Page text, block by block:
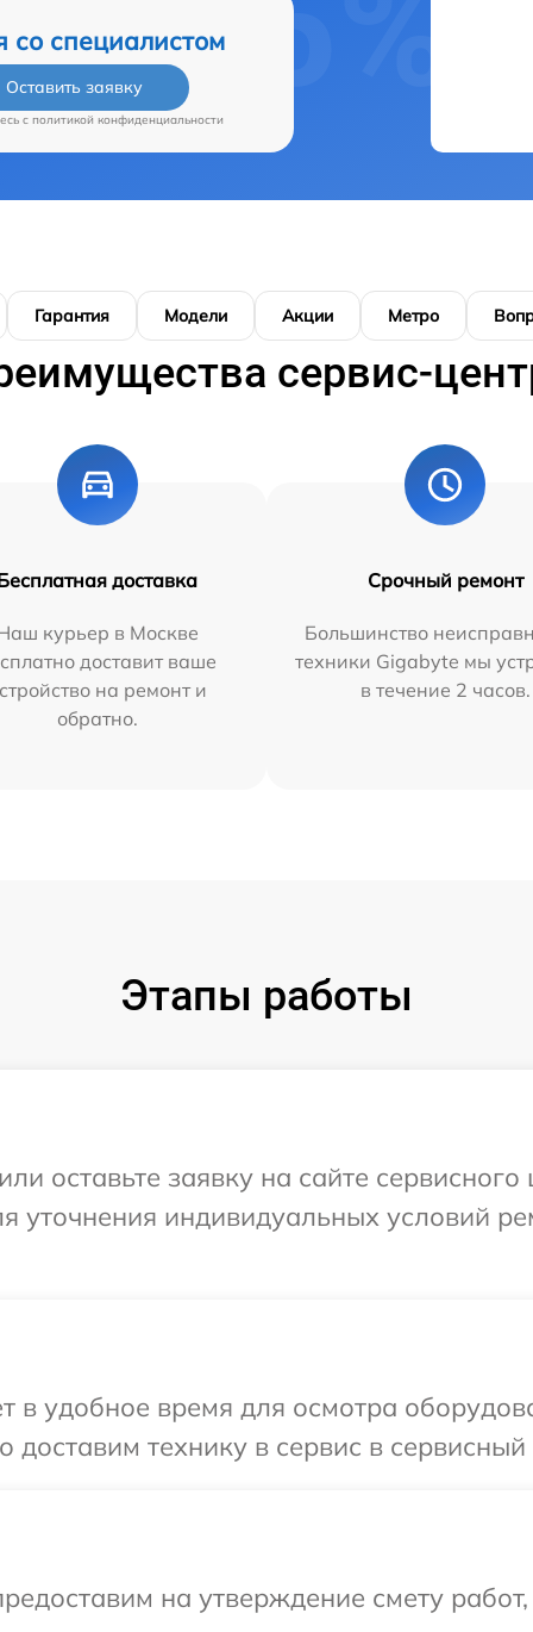
со специалистом
Оставить заявку
c политикой конфиденциальности
Гарантия Модели Акции Метро
сервис-
доставка
курьер в Москве
доставит ваше
на ремонт и
обратно.
Срочный ремонт
Большинство
техники Gigabyte мы
в течение 2 часов.
Этапы работы
оставьте заявку на сайте
уточнения индивидуальных условий
в удобное время для осмотра
технику в сервис в
на утверждение смету